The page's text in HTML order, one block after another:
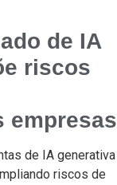
de IA
riscos
empresas
de IA generativa
riscos de